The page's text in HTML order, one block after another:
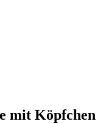
mit Köpfchen